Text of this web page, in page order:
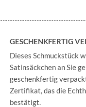
GESCHENKFERTIG
Dieses Schmuckstück
Satinsäckchen an Sie
geschenkfertig
Zertifikat, das die
bestätigt.